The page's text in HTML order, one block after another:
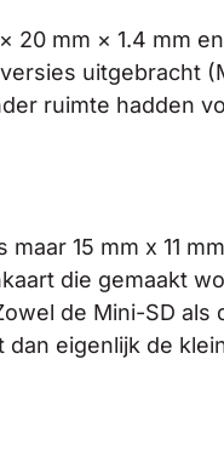
20 mm × 1.4 mm
uitgebracht
ruimte hadden
15 mm x 11
die gemaakt
de Mini-SD als
eigenlijk de